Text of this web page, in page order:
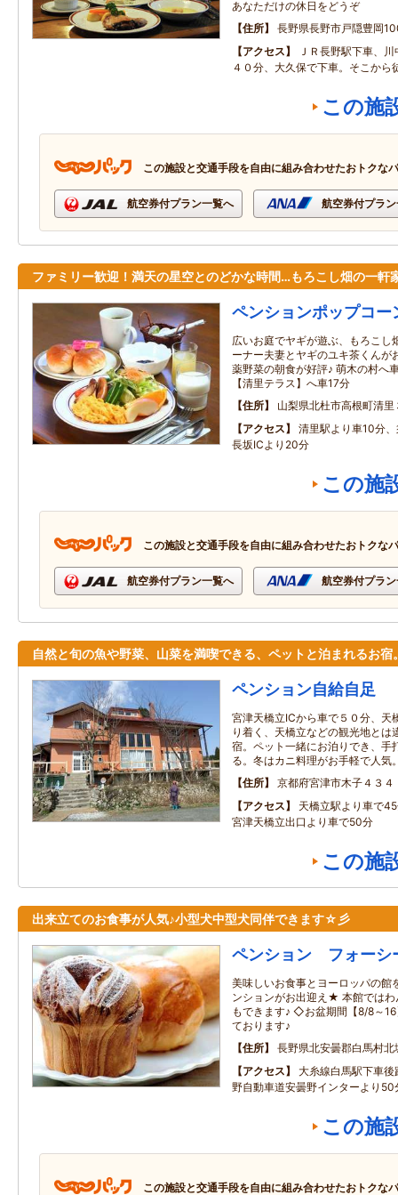
あなただけの休日をどうぞ
住所
長野県長野市戸隠豊岡
アクセス
ＪＲ長野駅下車、
４０分、大久保で下車。そこから
この施
この施設と交通手段を自由に組み合わせたおトクな
航空券付プラン一覧へ 航空券付プラ
ファミリー歓迎！満天の星空とのどかな時間…もろこし畑の一
ペンションポップコー
広いお庭でヤギが遊ぶ、もろこし
ーナー夫妻とヤギのユキ茶くんが
薬野菜の朝食が好評♪ 萌木の村へ
【清里テラス】へ車17分
住所
山梨県北杜市高根町清里
アクセス
清里駅より車10分
長坂ICより20分
この施
この施設と交通手段を自由に組み合わせたおトクな
航空券付プラン一覧へ 航空券付プラ
自然と旬の魚や野菜、山菜を満喫できる、ペットと泊まれるお宿
ペンション自給自足
宮津天橋立ICから車で５０分、天
り着く、天橋立などの観光地とは
宿。ペット一緒にお泊りでき、手
る。冬はカニ料理がお手軽で人気
住所
京都府宮津市木子４３４
アクセス
天橋立駅より車で
宮津天橋立出口より車で50分
この施
出来立てのお食事が人気♪小型犬中型犬同伴できます☆彡
ペンション フォーシ
美味しいお食事とヨーロッパの館
ンションがお出迎え★ 本館では
もできます♪ ◇お盆期間【8/8～
ております♪
住所
長野県北安曇郡白馬村
アクセス
大糸線白馬駅下車
野自動車道安曇野インターより50
この施
この施設と交通手段を自由に組み合わせたおトクな